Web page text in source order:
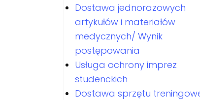
Dostawa jednorazowych
artykułów i materiałów
medycznych/ Wynik
postępowania
Usługa ochrony imprez
studenckich
Dostawa sprzętu